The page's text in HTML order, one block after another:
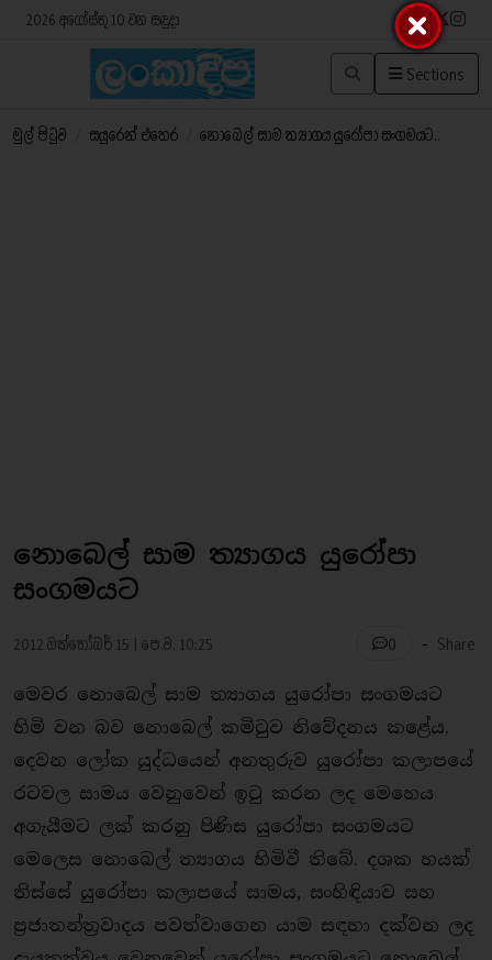
2026 අගෝස්තු 10 වන සඳුදා
Sections
මුල් පිටුව සයුරෙන් එතෙර නොබෙල් සාම ත්‍යාගය යුරෝපා සංගමයට..
නොබෙල් සාම ත්‍යාගය යුරෝපා
සංගමයට
2012 ඔක්තෝබර් 15 | පෙ.ව. 10:25 0 - Share
මෙවර නොබෙල් සාම ත්‍යාගය යුරෝපා සංගමයට
හිමි වන බව නොබෙල් කමිටුව නිවේදනය කළේය.
දෙවන ලෝක යුද්ධයෙන් අනතුරුව යුරෝපා කලාපයේ
රටවල සාමය වෙනුවෙන් ඉටු කරන ලද මෙහෙය
අගැයීමට ලක් කරනු පිණිස යුරෝපා සංගමයට
මෙලෙස නොබෙල් ත්‍යාගය හිමිවී තිබේ. දශක හයක්
තිස්සේ යුරෝපා කලාපයේ සාමය, සංහිඳියාව සහ
ප‍්‍රජාතන්ත‍්‍රවාදය පවත්වාගෙන යාම සඳහා දක්වන ලද